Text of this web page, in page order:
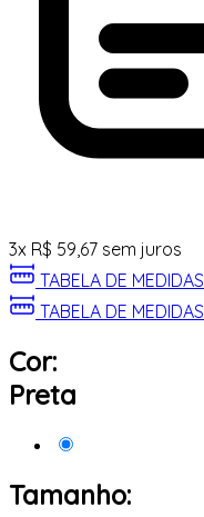
3x R$ 59,67 sem juros
TABELA DE MEDIDAS
TABELA DE MEDIDAS
Cor:
Preta
Tamanho: